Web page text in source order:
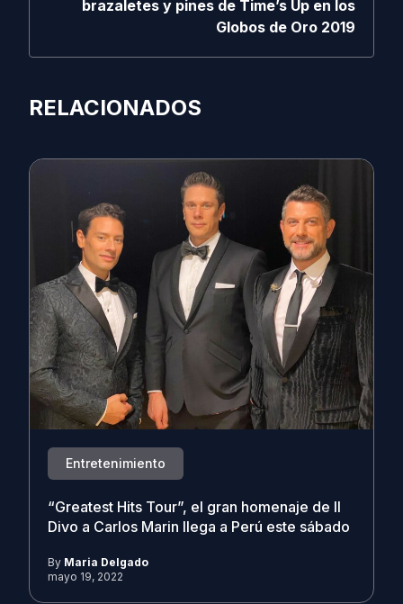
brazaletes y pines de Time’s Up en los
Globos de Oro 2019
RELACIONADOS
Entretenimiento
“Greatest Hits Tour”, el gran homenaje de Il
Divo a Carlos Marin llega a Perú este sábado
By Maria Delgado
mayo 19, 2022